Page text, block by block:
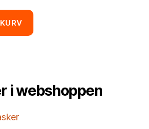
i webshoppen